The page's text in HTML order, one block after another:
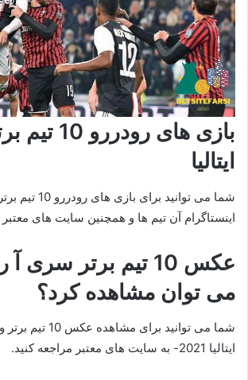
بازی های
ایتالیا
شما می توانید برای
اینستاگرام آن تیم ها و همچنین سایت های معتبر
عکس 10 تیم برتر سری
می توان مشاهده کرد؟
شما می توانید برای
ایتالیا 2021- به سایت های معتبر مراجعه کنید.